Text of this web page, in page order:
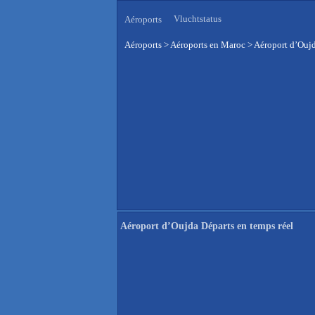
Aéroports Vluchtstatus
Aéroports >Aéroports en Maroc >Aéroport
Aéroport d’Oujda Départs en temps réel